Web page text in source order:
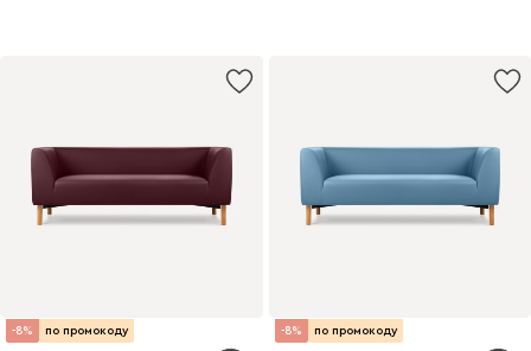
-8% по промокоду -8% по промокоду